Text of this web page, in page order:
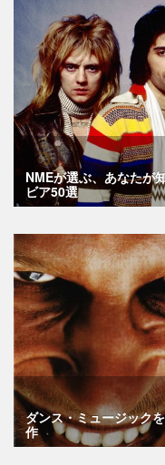
NMEが選ぶ、あなたが
ビア50選
ダンス・ミュージック
作